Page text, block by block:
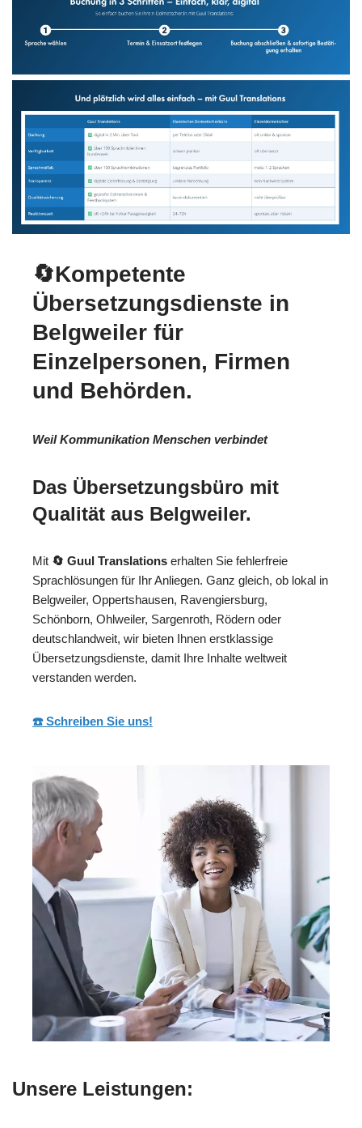
🔄Kompetente
Übersetzungsdienste in
Belgweiler für
Einzelpersonen, Firmen
und Behörden.
Weil Kommunikation Menschen verbindet
Das Übersetzungsbüro mit
Qualität aus Belgweiler.
Mit 🔄 Guul Translations erhalten Sie fehlerfreie
Sprachlösungen für Ihr Anliegen. Ganz gleich, ob lokal in
Belgweiler, Oppertshausen, Ravengiersburg,
Schönborn, Ohlweiler, Sargenroth, Rödern oder
deutschlandweit, wir bieten Ihnen erstklassige
Übersetzungsdienste, damit Ihre Inhalte weltweit
verstanden werden.
☎️ Schreiben Sie uns!
Unsere Leistungen: